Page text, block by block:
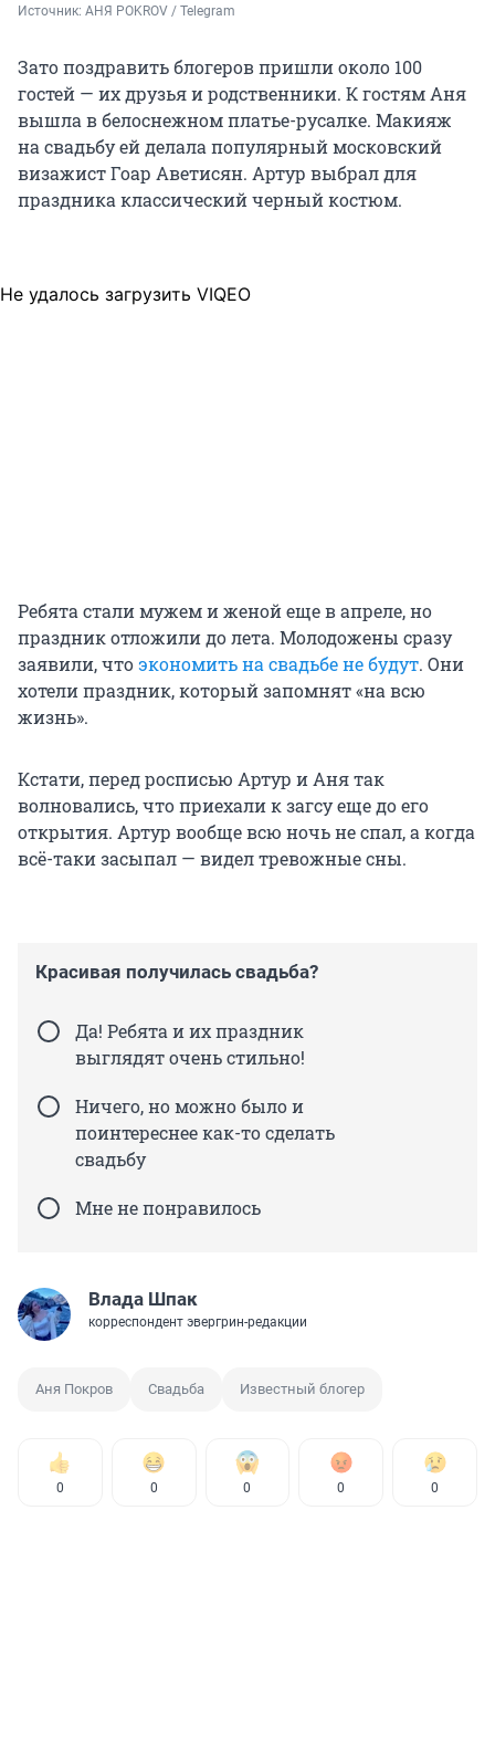
Источник: АНЯ POKROV / Telegram
Зато поздравить блогеров пришли около 100
гостей — их друзья и родственники. К гостям Аня
вышла в белоснежном платье-русалке. Макияж
на свадьбу ей делала популярный московский
визажист Гоар Аветисян. Артур выбрал для
праздника классический черный костюм.
Не удалось загрузить VIQEO
Ребята стали мужем и женой еще в апреле, но
праздник отложили до лета. Молодожены сразу
заявили, чтоэкономить на свадьбе не будут. Они
хотели праздник, который запомнят «на всю
жизнь».
Кстати, перед росписью Артур и Аня так
волновались, что приехали к загсу еще до его
открытия. Артур вообще всю ночь не спал, а когда
всё-таки засыпал — видел тревожные сны.
Красивая получилась свадьба?
Да! Ребята и их праздник
выглядят очень стильно!
Ничего, но можно было и
поинтереснее как-то сделать
свадьбу
Мне не понравилось
Влада Шпак
корреспондент эвергрин-редакции
Аня Покров Свадьба Известный блогер
0 0 0 0 0